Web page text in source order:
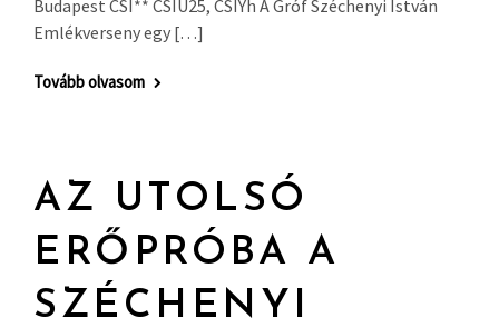
Budapest CSI** CSIU25, CSIYh A Gróf Széchenyi István
Emlékverseny egy […]
Tovább olvasom
AZ UTOLSÓ
ERŐPRÓBA A
SZÉCHENYI